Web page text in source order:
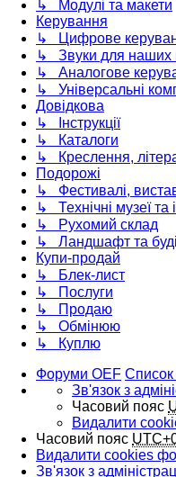
↳ Модулі та макети
Керування
↳ Цифрове
↳ Звуки для наших
↳ Аналогове
↳ Універсальні
Довідкова
↳ Інструкції
↳ Каталоги
↳ Креслення,
Подорожі
↳ Фестивалі,
↳ Технічні музеї та
↳ Рухомий склад
↳ Ландшафт та
Купи-продай
↳ Блек-лист
↳ Послуги
↳ Продаю
↳ Обмінюю
↳ Куплю
Форуми OEF
Зв'язок з
Часовий пояс
Видалити
Часовий пояс
Видалити cookies
Зв'язок з